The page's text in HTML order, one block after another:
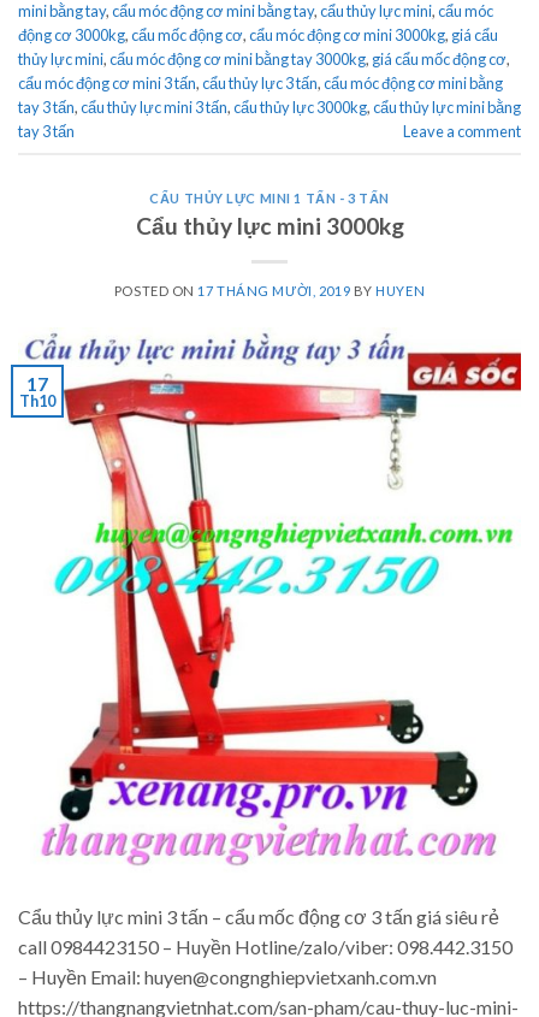
mini bằng tay,cẩu móc động cơ mini bằng tay,cẩu thủy lực mini,cẩu móc
động cơ 3000kg,cẩu mốc động cơ,cẩu móc động cơ mini 3000kg, giá cẩu
thủy lực mini,cẩu móc động cơ mini bằng tay 3000kg, giá cẩu mốc động cơ,
cẩu móc động cơ mini 3 tấn,cẩu thủy lực 3 tấn,cẩu móc động cơ mini bằng
tay 3 tấn,cẩu thủy lực mini 3 tấn,cẩu thủy lực 3000kg,cẩu thủy lực mini bằng
tay 3 tấn
Leave a comment
CẨU THỦY LỰC MINI 1 TẤN - 3 TẤN
Cẩu thủy lực mini 3000kg
POSTED ON 17 THÁNG MƯỜI, 2019 BYHUYEN
17
Th10
Cẩu thủy lực mini 3 tấn – cẩu mốc động cơ 3 tấn giá siêu rẻ
call 0984423150 – Huyền Hotline/zalo/viber: 098.442.3150
– Huyền Email: huyen@congnghiepvietxanh.com.vn
https://thangnangvietnhat.com/san-pham/cau-thuy-luc-mini-